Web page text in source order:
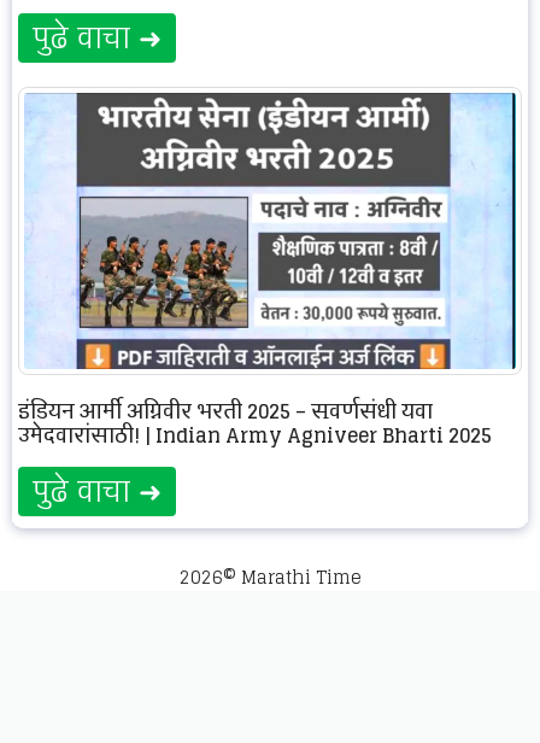
पुढे वाचा ➜
इंडियन आर्मी अग्निवीर भरती 2025 – सुवर्णसंधी युवा
उमेदवारांसाठी! | Indian Army Agniveer Bharti 2025
पुढे वाचा ➜
2026© Marathi Time